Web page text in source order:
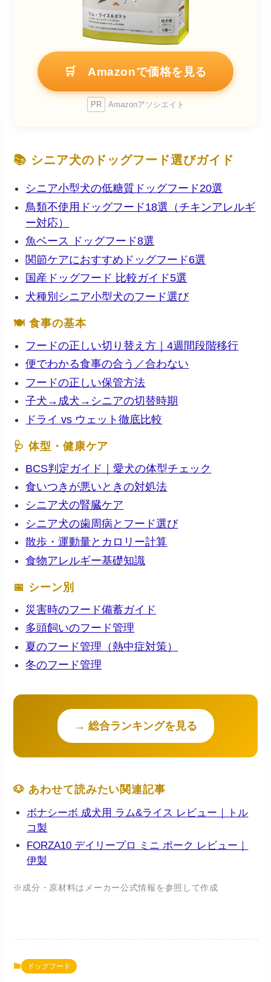
🛒 Amazonで価格を見る
PR Amazonアソシエイト
📚 シニア犬のドッグフード選びガイド
シニア小型犬の低糖質ドッグフード20選
鳥類不使用ドッグフード18選（チキンアレルギ
ー対応）
魚ベース ドッグフード8選
関節ケアにおすすめドッグフード6選
国産ドッグフード 比較ガイド5選
犬種別シニア小型犬のフード選び
🍽 食事の基本
フードの正しい切り替え方｜4週間段階移行
便でわかる食事の合う／合わない
フードの正しい保管方法
子犬→成犬→シニアの切替時期
ドライ vs ウェット徹底比較
🩺 体型・健康ケア
BCS判定ガイド｜愛犬の体型チェック
食いつきが悪いときの対処法
シニア犬の腎臓ケア
シニア犬の歯周病とフード選び
散歩・運動量とカロリー計算
食物アレルギー基礎知識
📅 シーン別
災害時のフード備蓄ガイド
多頭飼いのフード管理
夏のフード管理（熱中症対策）
冬のフード管理
→ 総合ランキングを見る
🐶 あわせて読みたい関連記事
ボナシーボ 成犬用 ラム&ライス レビュー｜トル
コ製
FORZA10 デイリープロ ミニ ポーク レビュー｜
伊製
※成分・原材料はメーカー公式情報を参照して作成
ドッグフード